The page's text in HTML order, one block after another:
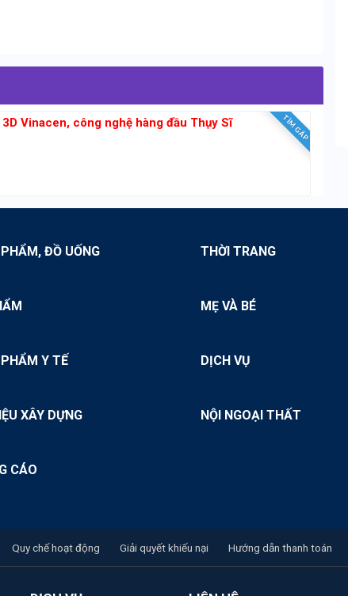
TÌM GẤP
Vinacen, công nghệ hàng đầu Thụy Sĩ
ĐỒ UỐNG THỜI TRANG
MẸ VÀ BÉ
PHẨM Y TẾ DỊCH VỤ
XÂY DỰNG NỘI NGOẠI THẤT
CÁO
Quy chế hoạt động Giải quyết khiếu nại Hướng dẫn thanh toán